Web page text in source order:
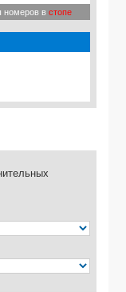
номеров в стопе